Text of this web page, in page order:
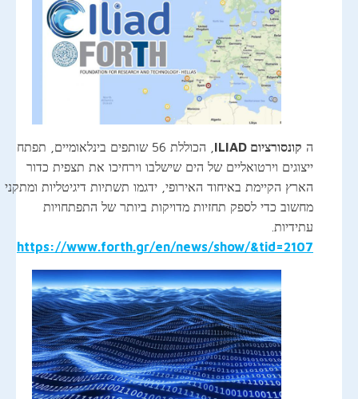
ה קונסורציום ILIAD
, הכוללת 56 שותפים בינלאומיים, תפתח
ייצוגים וירטואליים של הים שישלבו וירחיכו את תצפית כדור
הארץ הקיימת באיחוד האירופי, ידגמו תשתיות דיגיטליות ומתקני
מחשוב כדי לספק תחזיות מדויקות ביותר של התפתחויות
עתידיות.
https://www.forth.gr/en/news/show/&tid=2107